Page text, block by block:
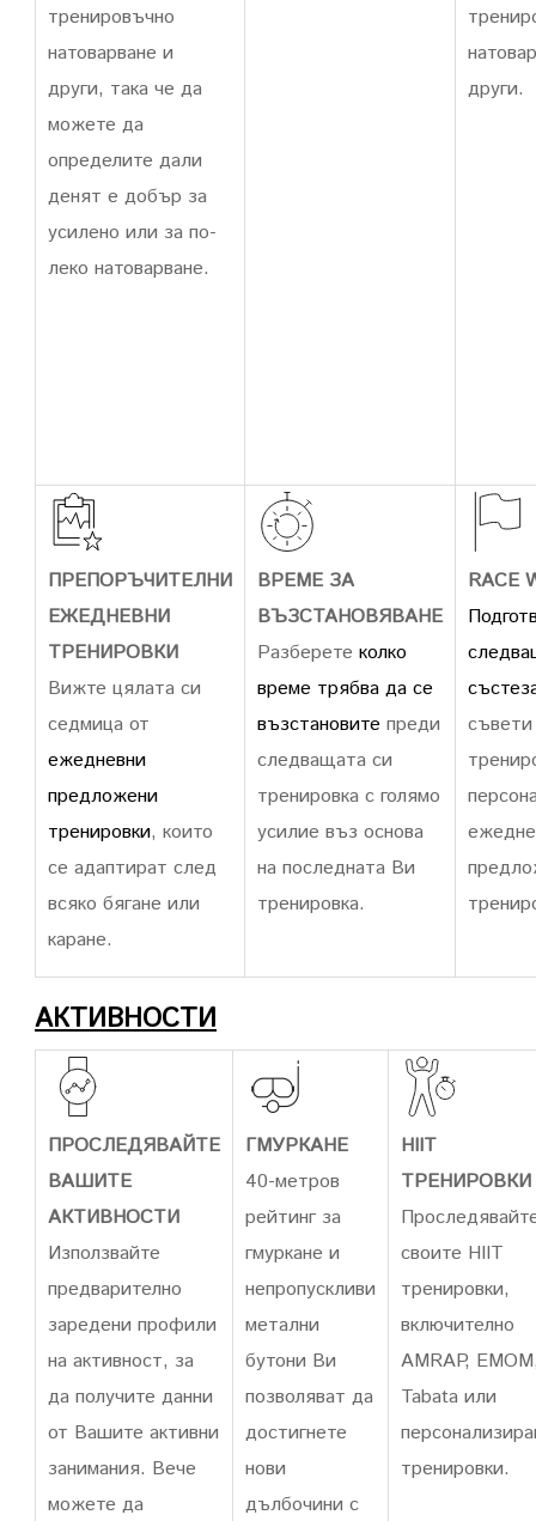
тренировъчно
натоварване и
други, така че да
можете да
определите дали
денят е добър за
усилено или за по-
леко натоварване.
други.
ПРЕПОРЪЧИТЕЛНИ
ЕЖЕДНЕВНИ
ТРЕНИРОВКИ
Вижте цялата си
седмица от
ежедневни
предложени
тренировки, които
се адаптират след
всяко бягане или
каране.
ВРЕМЕ ЗА
ВЪЗСТАНОВЯВАНЕ
Разберете колко
време трябва да се
възстановите преди
следващата си
тренировка с голямо
усилие въз основа
на последната Ви
тренировка.
RACE
АКТИВНОСТИ
ПРОСЛЕДЯВАЙТЕ
ВАШИТЕ
АКТИВНОСТИ
Използвайте
предварително
заредени профили
на активност, за
да получите данни
от Вашите активни
занимания. Вече
можете да
ГМУРКАНЕ
40-метров
рейтинг за
гмуркане и
непропускливи
метални
бутони Ви
позволяват да
достигнете
нови
дълбочини с
HIIT
ТРЕНИРОВКИ
своите HIIT
тренировки,
включително
AMRAP,
Tabata или
тренировки.